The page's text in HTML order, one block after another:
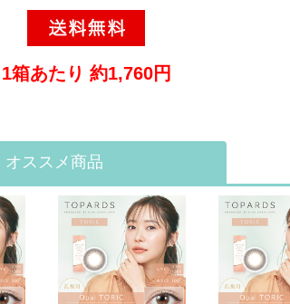
1箱あたり 約1,760円
オススメ商品